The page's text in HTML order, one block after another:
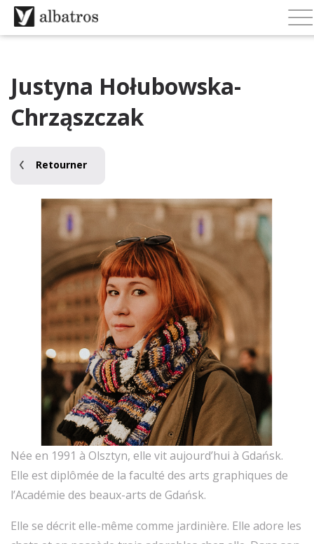
Justyna Hołubowska-
Chrząszczak
Retourner
Née en 1991 à Olsztyn, elle vit aujourd’hui à Gdańsk.
Elle est diplômée de la faculté des arts graphiques de
l’Académie des beaux-arts de Gdańsk.
Elle se décrit elle-même comme jardinière. Elle adore les